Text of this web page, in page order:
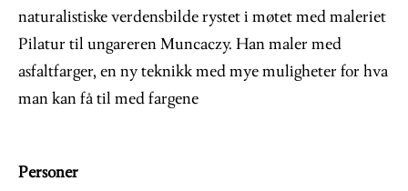
naturalistiske verdensbilde rystet i møtet med maleriet
Pilatur til ungareren Muncaczy. Han maler med
asfaltfarger, en ny teknikk med mye muligheter for hva
man kan få til med fargene
Personer